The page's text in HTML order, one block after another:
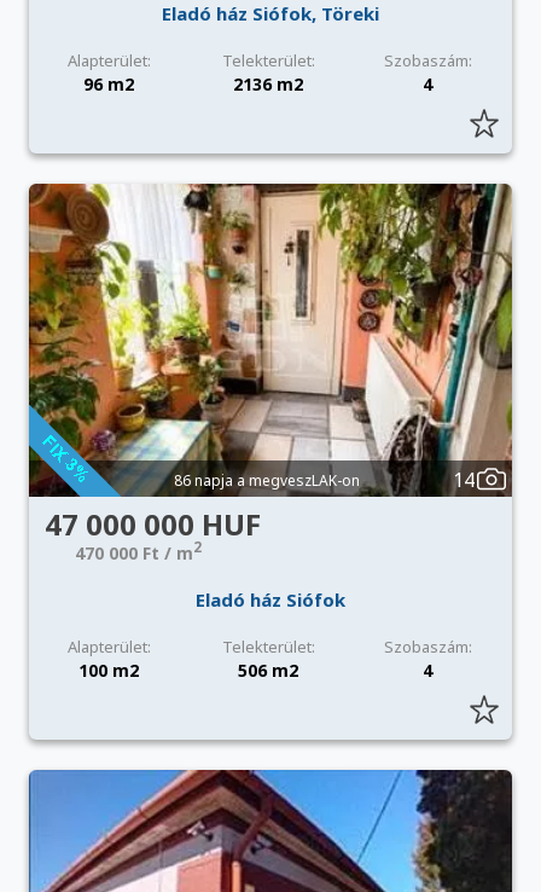
Eladó ház Siófok, Töreki
Alapterület: Telekterület: Szobaszám:
96 m2 2136 m2 4
86 napja a megveszLAK-on 14
47 000 000 HUF
470 000 Ft / m2
Eladó ház Siófok
Alapterület: Telekterület: Szobaszám:
100 m2 506 m2 4